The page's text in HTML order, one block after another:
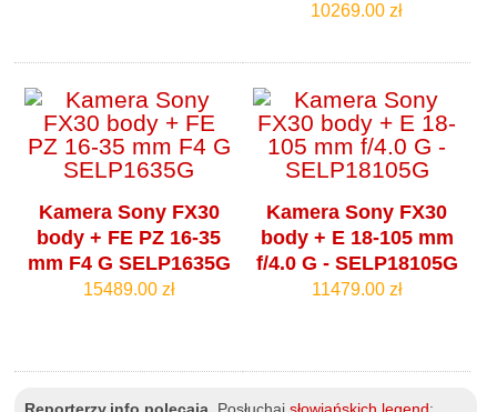
10269.00 zł
Kamera Sony FX30
body + FE PZ 16-35
mm F4 G SELP1635G
15489.00 zł
Kamera Sony FX30
body + E 18-105 mm
f/4.0 G - SELP18105G
11479.00 zł